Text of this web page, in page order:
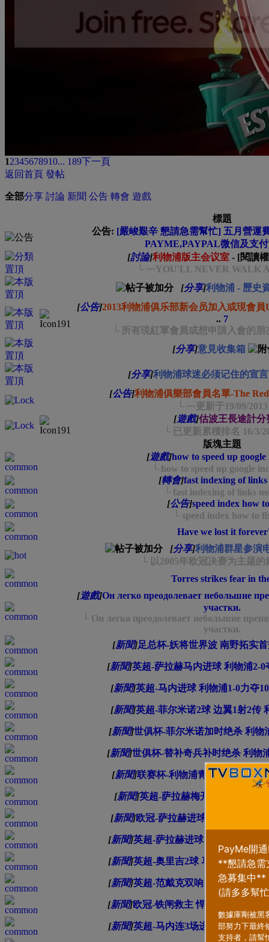
12345678910... 189下一頁
返回首頁 發帖
全部分享 討論 新聞 公告 轉會 遊戲
標題
公告: [嚴峻艱辛 懇請急需幫忙] 五月營運
PAYME,PAYPAL微信及支
[討論]利物浦版主会议室- [閱讀
└ ~~YOU'LL NEVER WALK
[分享]利物浦 - 歷史
[公告]2013利物浦俱乐部新会员加入或現會員
.. 7
└ 所有現紅軍會員或想申請入會的朋
[分享]意見收集箱
[分享]利物浦球迷必须记住的宣
[公告]利物浦俱樂部會員名單-The
└ ~~更新于19/09/2013
[遊戲]估波王長途計分
└ 已更新累積排名 16/3/
版塊主題
[遊戲]how to speed up
└ how to speed up google
[轉會]fast indexing of links
└ fast indexing of links
[公告]speed index how
└ speed index how to
Have we lost it
[分享]利物浦群星参演
└ 以2005年欧冠决赛为主题的
Torres strikes fear in
[遊戲]Он легко преодолевает небольшие
участки.
└ Он легко преодолевает небольшие
участки.
[新聞]足总杯-妖将世界波 南野拓实
[新聞]英超-萨拉赫马内进球 利物浦2-0
[新聞]英超-马内进球 利物浦1-0力夺
[新聞]英超-菲尔米诺2球 边翼1射2传
[新聞]世俱杯-菲尔米诺加时绝杀 利物
[新聞]世俱杯-替补奇兵补时绝杀 利物
[新聞]联赛杯-利物浦青年军连失良机
[新聞]英超-萨拉赫梅开二度 利物浦
[新聞]欧冠-萨拉赫进球 悍腰弑旧主
[新聞]英超-萨拉赫进球 悍腰传射 利物
[新聞]英超-奥里吉2球 马内1球2助攻
[新聞]英超-范戴克双响 10人利物浦2-
[新聞]欧冠-铁闸救主 悍腰伤退 利物浦
[新聞]英超-马内连3场进球 菲尔米诺